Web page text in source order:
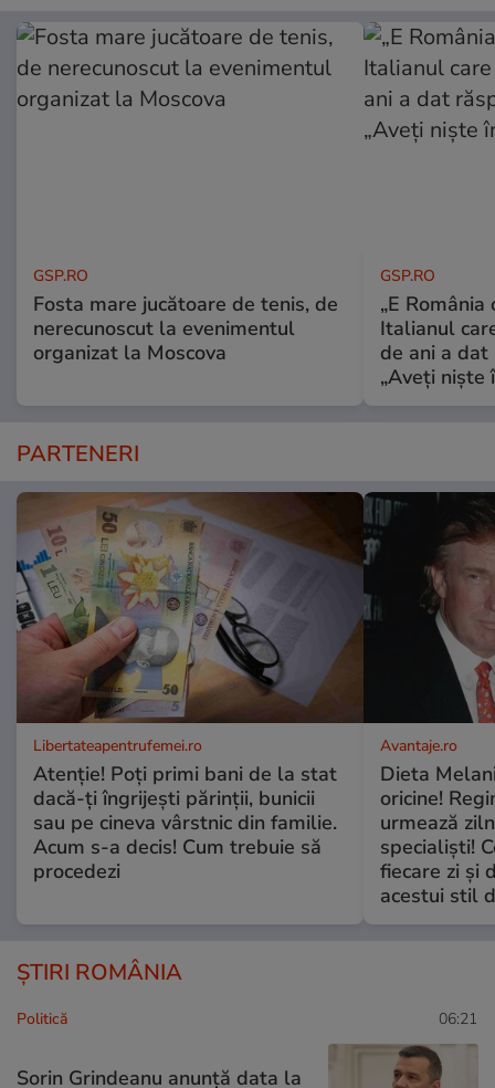
GSP.RO
Fosta mare jucătoare de tenis, de
nerecunoscut la evenimentul
organizat la Moscova
GSP.RO
„E
Italianul
de ani a
„Aveți niște
PARTENERI
Libertateapentrufemei.ro
Atenție! Poți primi bani de la stat
dacă-ți îngrijești părinții, bunicii
sau pe cineva vârstnic din familie.
Acum s-a decis! Cum trebuie să
procedezi
Avantaje.ro
Dieta
oricine!
urmează
specialiști!
fiecare zi și
acestui stil
ȘTIRI ROMÂNIA
Politică 06:21
Sorin Grindeanu anunță data la